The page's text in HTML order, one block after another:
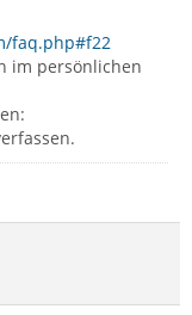
faq.php#f22
im persönlichen